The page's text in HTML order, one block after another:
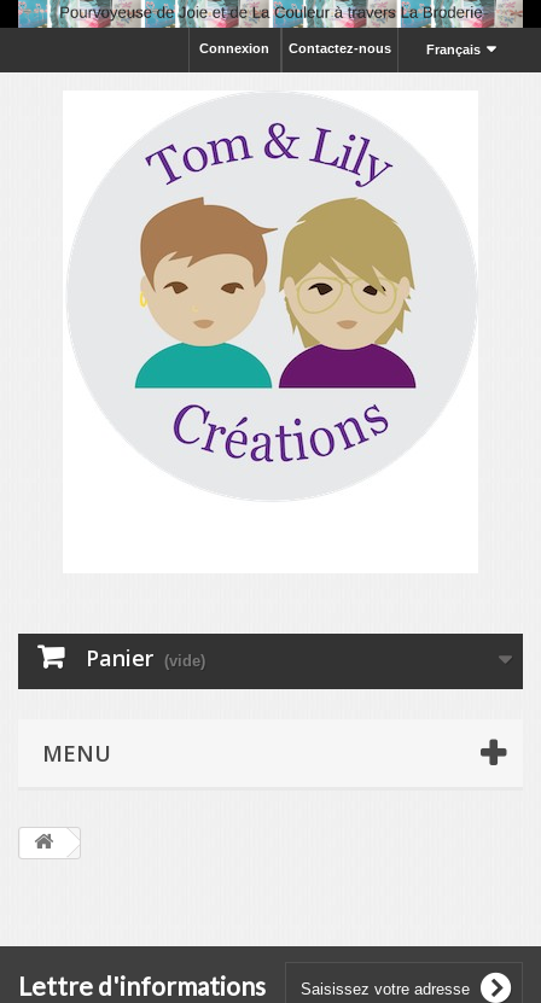
Français
Contactez-nous
Connexion
Panier (vide)
MENU
Lettre d'informations